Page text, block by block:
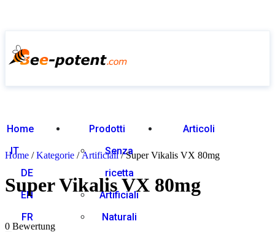
Home
Prodotti
Senza
ricetta
Artificiali
Naturali
Articoli
IT
DE
EN
FR
Home /Kategorie /Artificiali/ Super Vikalis VX 80mg
Super Vikalis VX 80mg
out of 5
0 Bewertung